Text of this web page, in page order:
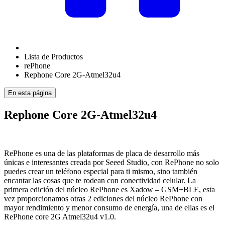
Lista de Productos
rePhone
Rephone Core 2G-Atmel32u4
En esta página
Rephone Core 2G-Atmel32u4
RePhone es una de las plataformas de placa de desarrollo más
únicas e interesantes creada por Seeed Studio, con RePhone no solo
puedes crear un teléfono especial para ti mismo, sino también
encantar las cosas que te rodean con conectividad celular. La
primera edición del núcleo RePhone es Xadow – GSM+BLE, esta
vez proporcionamos otras 2 ediciones del núcleo RePhone con
mayor rendimiento y menor consumo de energía, una de ellas es el
RePhone core 2G Atmel32u4 v1.0.